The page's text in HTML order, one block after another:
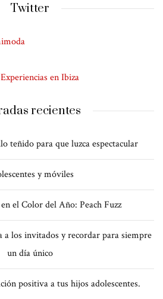
Twitter
en Ibiza
recientes
teñido para que luzca espectacular
y móviles
el Color del Año: Peach Fuzz
a los invitados y recordar para siempre
un día único
positiva a tus hijos adolescentes.